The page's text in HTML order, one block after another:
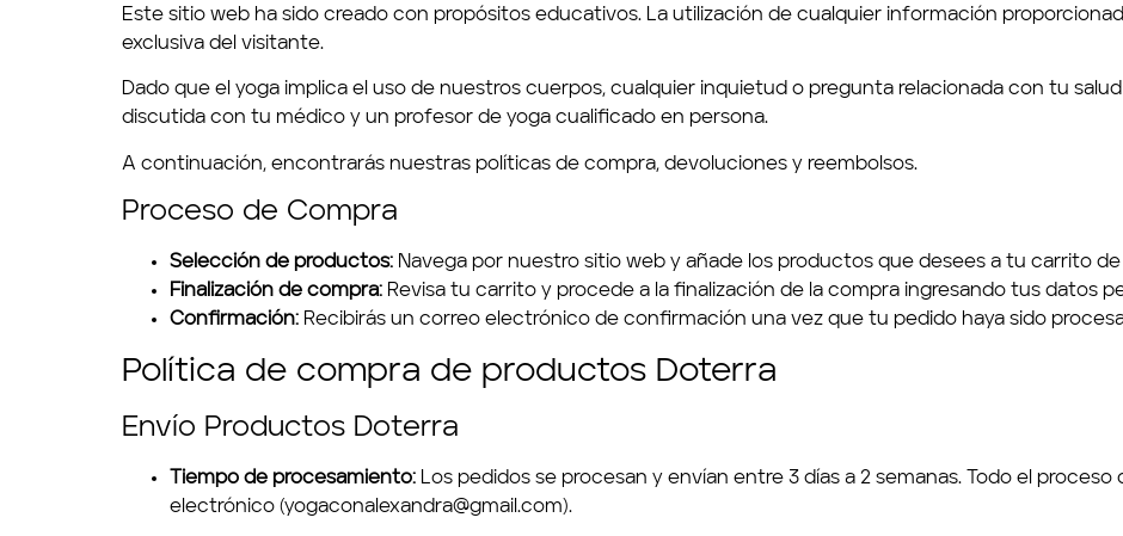
Este sitio web ha sido creado con propósitos educativos. La utilización de cualquier información
exclusiva del visitante.
Dado que el yoga implica el uso de nuestros cuerpos, cualquier inquietud o pregunta relacionada con tu
discutida con tu médico y un profesor de yoga cualificado en persona.
A continuación, encontrarás nuestras políticas de compra, devoluciones y reembolsos.
Proceso de Compra
Selección de productos: Navega por nuestro sitio web y añade los productos que desees a tu carrito
Finalización de compra: Revisa tu carrito y procede a la finalización de la compra ingresando tus datos
Confirmación: Recibirás un correo electrónico de confirmación una vez que tu pedido haya sido
Política de compra de productos Doterra
Envío Productos Doterra
Tiempo de procesamiento: Los pedidos se procesan y envían entre 3 días a 2 semanas. Todo el
electrónico (yogaconalexandra@gmail.com).